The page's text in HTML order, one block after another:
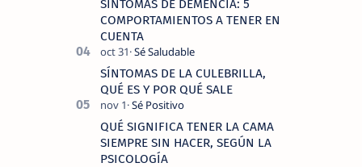
SÍNTOMAS DE DEMENCIA: 5
COMPORTAMIENTOS A TENER EN
CUENTA
SÍNTOMAS DE LA CULEBRILLA,
QUÉ ES Y POR QUÉ SALE
QUÉ SIGNIFICA TENER LA CAMA
SIEMPRE SIN HACER, SEGÚN LA
PSICOLOGÍA